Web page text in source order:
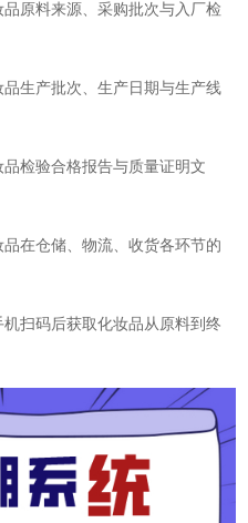
原料来源、采购批次与入厂检
生产批次、生产日期与生产线
检验合格报告与质量证明文
在仓储、物流、收货各环节的
扫码后获取化妆品从原料到终